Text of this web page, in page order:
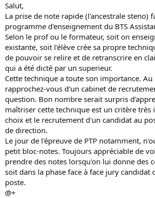
Salut,
La prise de note rapide (l'ancestrale steno)
programme d'enseignement du BTS
Selon le prof ou le formateur, soit on
existante, soit l'élève crée sa propre
de pouvoir se relire et de retranscrire en
qui a été dicté par un superieur.
Cette technique a toute son importance. Au
rapprochez-vous d'un cabinet de
question. Bon nombre serait surpris
maîtriser cette technique est un critère très
choix et le recrutement d'un candidat au
de direction.
Le jour de l'épreuve de PTP notamment,
petit bloc-notes. Toujours appréciable de
prendre des notes lorsqu'on lui donne des
soit dans la phase face à face jury candidat
poste.
@+